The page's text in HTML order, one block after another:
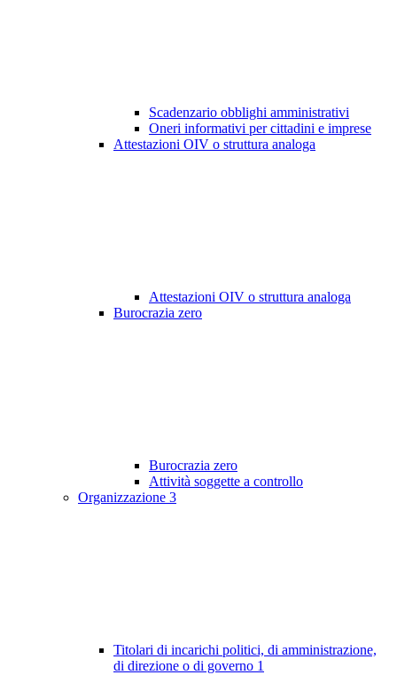
Scadenzario obblighi amministrativi
Oneri informativi per cittadini e imprese
Attestazioni OIV o struttura analoga
Attestazioni OIV o struttura analoga
Burocrazia zero
Burocrazia zero
Attività soggette a controllo
Organizzazione 3
Titolari di incarichi politici, di amministrazione,
di direzione o di governo 1